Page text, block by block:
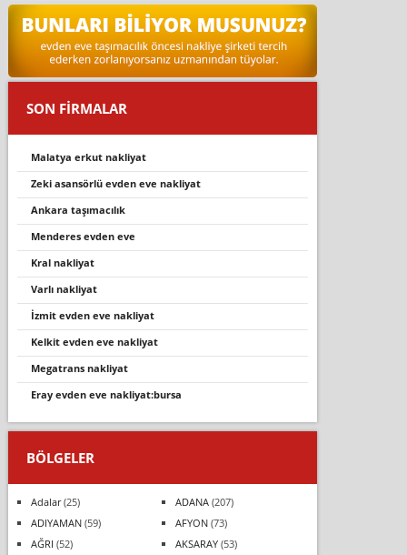
SON FİRMALAR
malatya erkut nakliyat
zeki̇ asansörlü evden eve nakli̇yat
ankara taşımacılık
menderes evden eve
kral nakliyat
varli nakli̇yat
i̇zmit evden eve nakliyat
kelki̇t evden eve nakli̇yat
megatrans nakliyat
eray evden eve nakli̇yat:bursa
BÖLGELER
Adalar(25) ADANA(207)
ADIYAMAN(59) AFYON(73)
AĞRI (52) AKSARAY(53)